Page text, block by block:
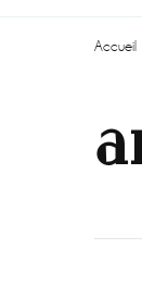
Accueil